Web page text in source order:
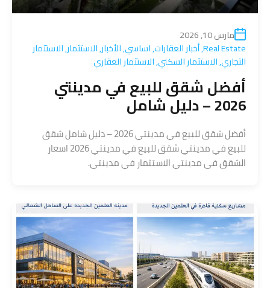
مارس 10, 2026
Real Estate
,أخبار العقارات,اساسي,الأخبار,الاستثمار,الاستثمار
التجاري,الاستثمار السكني,الاستثمار العقاري
أفضل شقق للبيع في مدينتي
2026 – دليل شامل
أفضل شقق للبيع في مدينتي 2026 – دليل شامل شقق
للبيع في مدينتي شقق للبيع في مدينتي 2026 اسعار
الشقق في مدينتي الاستثمار في مدينتي.